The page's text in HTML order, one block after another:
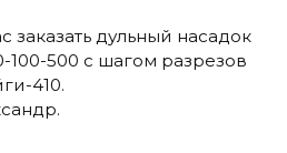
заказать дульный насадок
100-500 с шагом разрезов
410.